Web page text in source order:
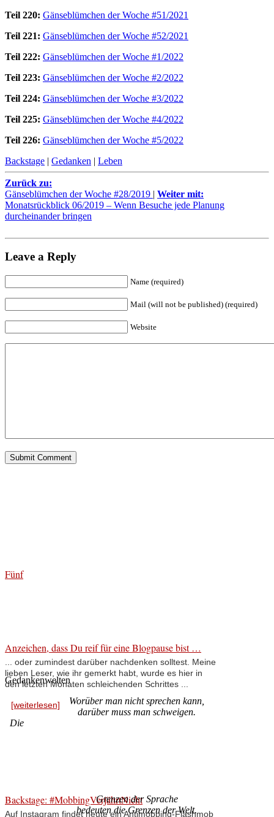
Teil 220: Gänseblümchen der Woche #51/2021
Teil 221: Gänseblümchen der Woche #52/2021
Teil 222: Gänseblümchen der Woche #1/2022
Teil 223: Gänseblümchen der Woche #2/2022
Teil 224: Gänseblümchen der Woche #3/2022
Teil 225: Gänseblümchen der Woche #4/2022
Teil 226: Gänseblümchen der Woche #5/2022
Backstage | Gedanken | Leben
Zurück zu:
Gänseblümchen der Woche #28/2019 | Weiter mit:
Monatsrückblick 06/2019 – Wenn Besuche jede Planung
durcheinander bringen
Leave a Reply
Name (required)
Mail (will not be published) (required)
Website
Fünf
Anzeichen, dass Du reif für eine Blogpause bist …
... oder zumindest darüber nachdenken solltest. Meine
lieben Leser, wie ihr gemerkt habt, wurde es hier in
den letzten Monaten schleichenden Schrittes ...
[weiterlesen]
Backstage: #MobbingVerjährtNicht
Auf Instagram findet heute ein Antimobbing-Flashmob
Gedankenwelten
Worüber man nicht sprechen kann,
darüber muss man schweigen.
Die
Grenzen der Sprache
bedeuten die Grenzen der Welt.